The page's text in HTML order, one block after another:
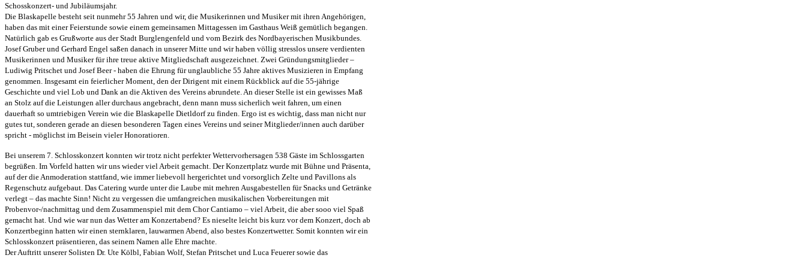
Schosskonzert- und Jubiläumsjahr.
Die Blaskapelle besteht seit nunmehr 55 Jahren und wir, die Musikerinnen und Musiker mit ihren Angehörigen,
haben das mit einer Feierstunde sowie einem gemeinsamen Mittagessen im Gasthaus Weiß gemütlich begangen.
Natürlich gab es Grußworte aus der Stadt Burglengenfeld und vom Bezirk des Nordbayerischen Musikbundes.
Josef Gruber und Gerhard Engel saßen danach in unserer Mitte und wir haben völlig stresslos unsere verdienten
Musikerinnen und Musiker für ihre treue aktive Mitgliedschaft ausgezeichnet. Zwei Gründungsmitglieder –
Ludiwig Pritschet und Josef Beer - haben die Ehrung für unglaubliche 55 Jahre aktives Musizieren in Empfang
genommen. Insgesamt ein feierlicher Moment, den der Dirigent mit einem Rückblick auf die 55-jährige
Geschichte und viel Lob und Dank an die Aktiven des Vereins abrundete. An dieser Stelle ist ein gewisses Maß
an Stolz auf die Leistungen aller durchaus angebracht, denn mann muss sicherlich weit fahren, um einen
dauerhaft so umtriebigen Verein wie die Blaskapelle Dietldorf zu finden. Ergo ist es wichtig, dass man nicht nur
gutes tut, sonderen gerade an diesen besonderen Tagen eines Vereins und seiner Mitglieder/innen auch darüber
spricht - möglichst im Beisein vieler Honoratioren.
Bei unserem 7. Schlosskonzert konnten wir trotz nicht perfekter Wettervorhersagen 538 Gäste im Schlossgarten
begrüßen. Im Vorfeld hatten wir uns wieder viel Arbeit gemacht. Der Konzertplatz wurde mit Bühne und Präsenta,
auf der die Anmoderation stattfand, wie immer liebevoll hergerichtet und vorsorglich Zelte und Pavillons als
Regenschutz aufgebaut. Das Catering wurde unter die Laube mit mehren Ausgabestellen für Snacks und Getränke
verlegt – das machte Sinn! Nicht zu vergessen die umfangreichen musikalischen Vorbereitungen mit
Probenvor-/nachmittag und dem Zusammenspiel mit dem Chor Cantiamo – viel Arbeit, die aber sooo viel Spaß
gemacht hat. Und wie war nun das Wetter am Konzertabend? Es nieselte leicht bis kurz vor dem Konzert, doch ab
Konzertbeginn hatten wir einen sternklaren, lauwarmen Abend, also bestes Konzertwetter. Somit konnten wir ein
Schlosskonzert präsentieren, das seinem Namen alle Ehre machte.
Der Auftritt unserer Solisten Dr. Ute Kölbl, Fabian Wolf, Stefan Pritschet und Luca Feuerer sowie das